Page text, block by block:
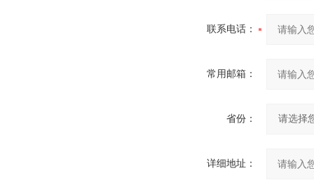
联系电话：
常用邮箱：
省份：
详细地址：